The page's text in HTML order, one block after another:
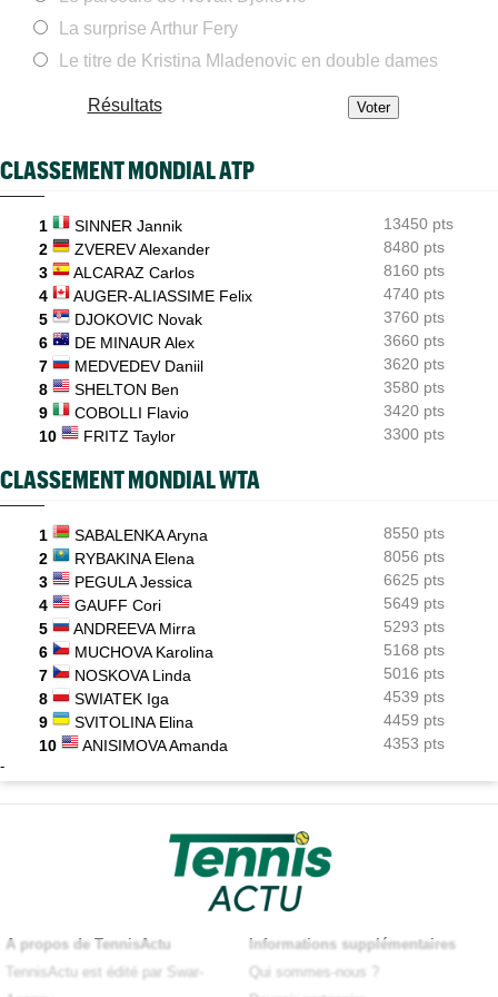
Jeunes
Championne du monde en 2025, la France U14 a été éliminée en
poules
Coco Gauff : "Je soutiens la communauté trans, mais..."
2026
Lorenzo Musetti passe d'une partenaire russe à une
Ukrainienne
13:52
WTA - Toronto
Aryna Sabalenka, une cadence plus vue depuis Serena
Williams
La surprise Arthur Fery
Le titre de Kristina Mladenovic en double dames
Résultats
CLASSEMENT MONDIAL ATP
1 SINNER Jannik
13450 pts
2
ZVEREV Alexander
8480 pts
3
ALCARAZ Carlos
8160 pts
4
AUGER-ALIASSIME Felix
4740 pts
5
DJOKOVIC Novak
3760 pts
6
DE MINAUR Alex
3660 pts
7
MEDVEDEV Daniil
3620 pts
8
SHELTON Ben
3580 pts
9
COBOLLI Flavio
3420 pts
10
FRITZ Taylor 3300 pts
CLASSEMENT MONDIAL WTA
1 SABALENKA Aryna
8550 pts
2
RYBAKINA Elena
8056 pts
3
PEGULA Jessica
6625 pts
4
GAUFF Cori
5649 pts
5
ANDREEVA Mirra
5293 pts
6
MUCHOVA Karolina
5168 pts
7
NOSKOVA Linda
5016 pts
8
SWIATEK Iga
4539 pts
9
SVITOLINA Elina
4459 pts
10
ANISIMOVA Amanda 4353 pts
-
A propos de TennisActu
TennisActu est édité par Swar-
Informations supplémentaires
Qui sommes-nous ?